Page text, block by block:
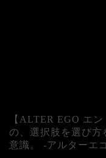
【ALTER EGO エ
の、選択肢を選び方
意識。 -アルターエ